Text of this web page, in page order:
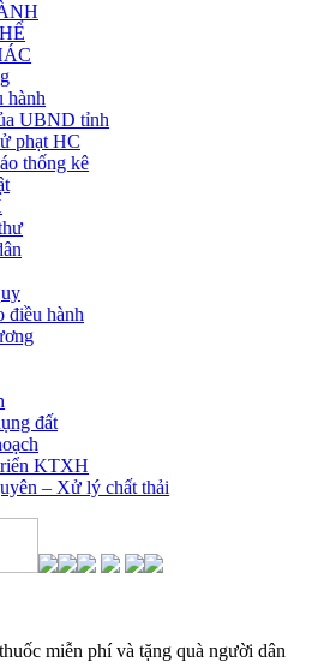
hành
UBND tỉnh
phạt HC
thống kê
điều hành
đất
KTXH
– Xử lý chất thải
miễn phí và tặng quà người dân